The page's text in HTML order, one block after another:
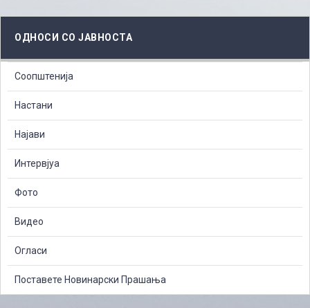
ОДНОСИ СО ЈАВНОСТА
Соопштенија
Настани
Најави
Интервјуа
Фото
Видео
Огласи
Поставете Новинарски Прашања